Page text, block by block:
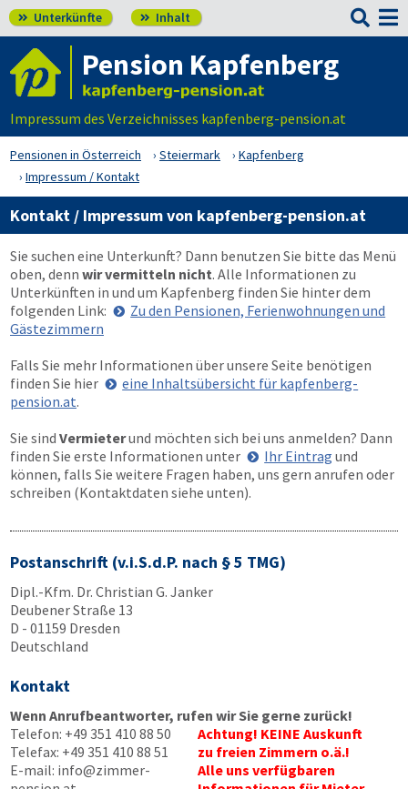
 Unterkünfte  Inhalt 
Pension Kapfenberg
Impressum des Verzeichnisses kapfenberg-pension.at
Pensionen in Österreich Steiermark
Kapfenberg
Impressum / Kontakt
Kontakt / Impressum von kapfenberg-pension.at
Sie suchen eine Unterkunft? Dann benutzen Sie bitte das Menü
oben, denn wir vermitteln nicht. Alle Informationen zu
Unterkünften in und um Kapfenberg finden Sie hinter dem
folgenden Link:
Zu den Pensionen, Ferienwohnungen und
Gästezimmern
Falls Sie mehr Informationen über unsere Seite benötigen
finden Sie hier
eine Inhaltsübersicht für kapfenberg-
pension.at.
Sie sind Vermieterund möchten sich bei uns anmelden? Dann
finden Sie erste Informationen unter
Ihr Eintrag und
können, falls Sie weitere Fragen haben, uns gern anrufen oder
schreiben (Kontaktdaten siehe unten).
Postanschrift (v.i.S.d.P. nach § 5 TMG)
Dipl.-Kfm. Dr. Christian G. Janker
Deubener Straße 13
D - 01159 Dresden
Deutschland
Kontakt
Wenn Anrufbeantworter, rufen wir Sie gerne zurück!
Telefon: +49 351 410 88 50
Telefax: +49 351 410 88 51
E-mail: info@zimmer-
Achtung! KEINE Auskunft
zu freien Zimmern o.ä.!
Alle uns verfügbaren